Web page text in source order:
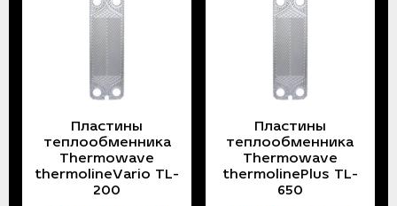
Пластины
теплообменника
Thermowave
thermolineVario TL-
200
Пластины
теплообменника
Thermowave
thermolinePlus TL-
650